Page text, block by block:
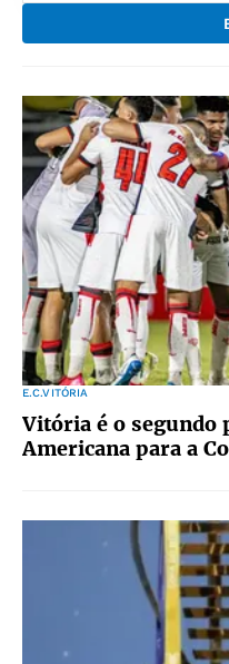
E.C.VITÓRIA
Vitória é o segundo
Americana para a